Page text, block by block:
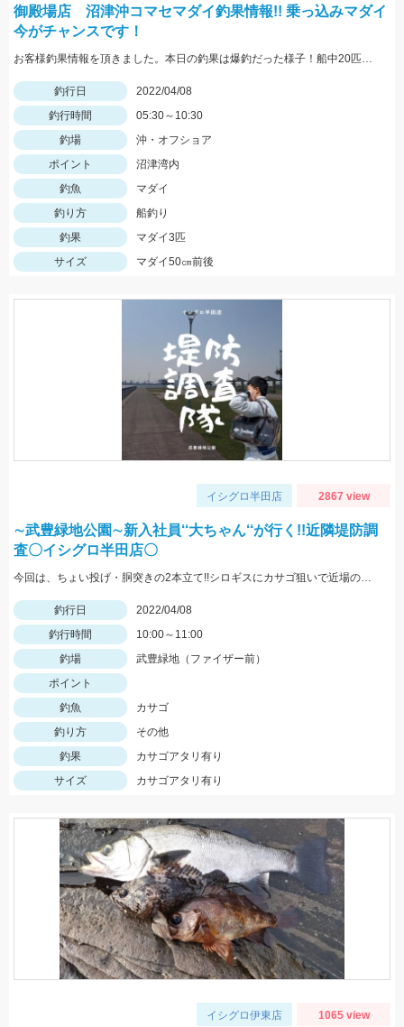
御殿場店 沼津沖コマセマダイ釣果情報!! 乗っ込みマダイ
今がチャンスです！
お客様釣果情報を頂きました。本日の釣果は爆釣だった様子！船中20匹前後の釣果！ハリスは4号10～12ｍ針はチヌ針3号。夜光玉はひかり玉レッドの2号です。
釣行日
2022/04/08
釣行時間
05:30～10:30
釣場
沖・オフショア
ポイント
沼津湾内
釣魚
マダイ
釣り方
船釣り
釣果
マダイ3匹
サイズ
マダイ50㎝前後
イシグロ半田店 2867 view
∼武豊緑地公園∼新入社員‘‘大ちゃん‘‘が行く!!近隣堤防調
査〇イシグロ半田店〇
今回は、ちょい投げ・胴突きの2本立て!!シロギスにカサゴ狙いで近場の武豊緑地公園（ファイザー前）に行って来ましたよ!!!!
釣行日
2022/04/08
釣行時間
10:00～11:00
釣場
武豊緑地（ファイザー前）
ポイント
釣魚
カサゴ
釣り方
その他
釣果
カサゴアタリ有り
サイズ
カサゴアタリ有り
イシグロ伊東店 1065 view